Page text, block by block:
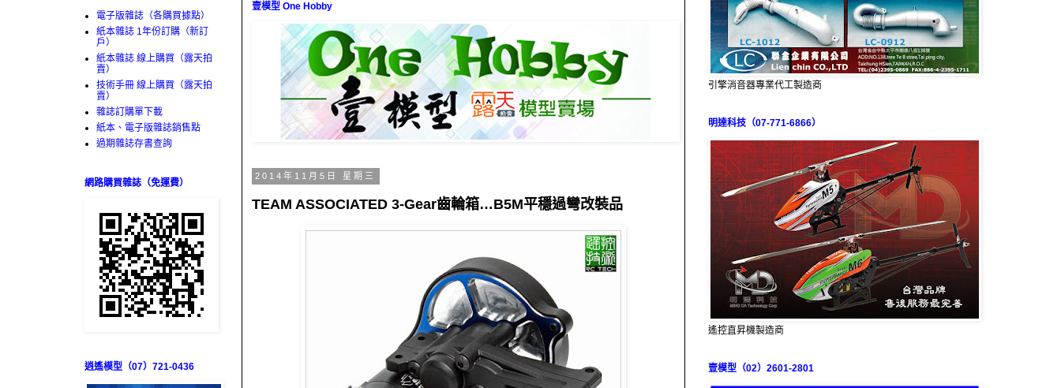
壹模型 One Hobby
2014年11月5日 星期三
TEAM ASSOCIATED 3-Gear齒輪箱…B5M平穩過彎改裝品
電子版雜誌（各購買據點）
紙本雜誌 1年份訂購（新訂
戶）
紙本雜誌 線上購買（露天拍
賣）
技術手冊 線上購買（露天拍
賣）
雜誌訂購單下載
紙本、電子版雜誌銷售點
過期雜誌存書查詢
網路購買雜誌（免運費）
逍遙模型（07）721-0436
引擎消音器專業代工製造商
明達科技（07-771-6866）
遙控直昇機製造商
壹模型（02）2601-2801